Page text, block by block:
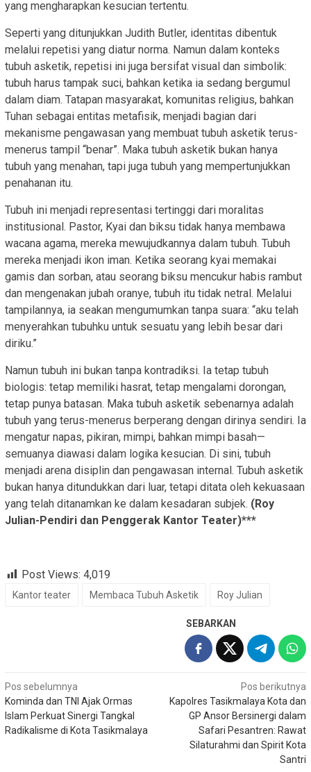
yang mengharapkan kesucian tertentu.
Seperti yang ditunjukkan Judith Butler, identitas dibentuk
melalui repetisi yang diatur norma. Namun dalam konteks
tubuh asketik, repetisi ini juga bersifat visual dan simbolik:
tubuh harus tampak suci, bahkan ketika ia sedang bergumul
dalam diam. Tatapan masyarakat, komunitas religius, bahkan
Tuhan sebagai entitas metafisik, menjadi bagian dari
mekanisme pengawasan yang membuat tubuh asketik terus-
menerus tampil “benar”. Maka tubuh asketik bukan hanya
tubuh yang menahan, tapi juga tubuh yang mempertunjukkan
penahanan itu.
Tubuh ini menjadi representasi tertinggi dari moralitas
institusional. Pastor, Kyai dan biksu tidak hanya membawa
wacana agama, mereka mewujudkannya dalam tubuh. Tubuh
mereka menjadi ikon iman. Ketika seorang kyai memakai
gamis dan sorban, atau seorang biksu mencukur habis rambut
dan mengenakan jubah oranye, tubuh itu tidak netral. Melalui
tampilannya, ia seakan mengumumkan tanpa suara: “aku telah
menyerahkan tubuhku untuk sesuatu yang lebih besar dari
diriku.”
Namun tubuh ini bukan tanpa kontradiksi. Ia tetap tubuh
biologis: tetap memiliki hasrat, tetap mengalami dorongan,
tetap punya batasan. Maka tubuh asketik sebenarnya adalah
tubuh yang terus-menerus berperang dengan dirinya sendiri. Ia
mengatur napas, pikiran, mimpi, bahkan mimpi basah—
semuanya diawasi dalam logika kesucian. Di sini, tubuh
menjadi arena disiplin dan pengawasan internal. Tubuh asketik
bukan hanya ditundukkan dari luar, tetapi ditata oleh kekuasaan
yang telah ditanamkan ke dalam kesadaran subjek. (Roy
Julian-Pendiri dan Penggerak Kantor Teater)***
Post Views: 4,019
Kantor teater Membaca Tubuh Asketik Roy Julian
SEBARKAN
Navigasi
pos
Pos sebelumnya
Kominda dan TNI Ajak Ormas
Islam Perkuat Sinergi Tangkal
Radikalisme di Kota Tasikmalaya
Pos berikutnya
Kapolres Tasikmalaya Kota dan
GP Ansor Bersinergi dalam
Safari Pesantren: Rawat
Silaturahmi dan Spirit Kota
Santri